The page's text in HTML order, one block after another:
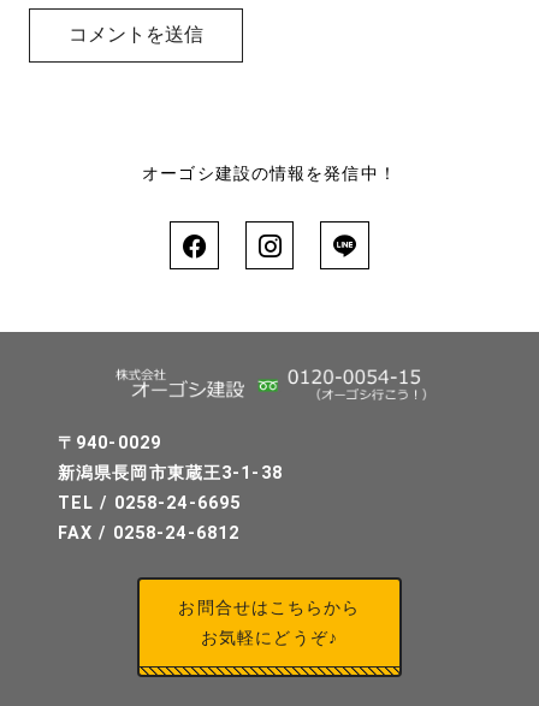
オーゴシ建設の情報を発信中！
〒940-0029
新潟県長岡市東蔵王3-1-38
TEL / 0258-24-6695
FAX / 0258-24-6812
お問合せはこちらから
お気軽にどうぞ♪